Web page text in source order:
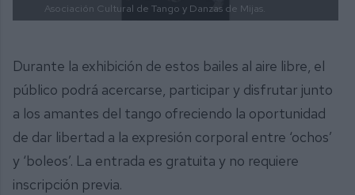
Asociación Cultural de Tango y Danzas de Mijas.
Durante la exhibición de estos bailes al aire libre, el
público podrá acercarse, participar y disfrutar junto
a los amantes del tango ofreciendo la oportunidad
de dar libertad a la expresión corporal entre ‘ochos’
y ‘boleos’. La entrada es gratuita y no requiere
inscripción previa.